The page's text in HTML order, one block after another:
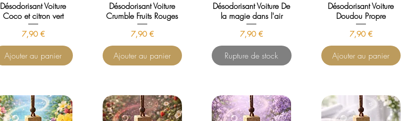
Désodorisant Voiture
Coco et citron vert
Prix
7,90 €
Ajouter au panier
Désodorisant Voiture
Crumble Fruits Rouges
Prix
7,90 €
Ajouter au panier
Désodorisant Voiture De
la magie dans l'air
Prix
7,90 €
Rupture de stock
Désodorisant Voiture
Doudou Propre
Prix
7,90 €
Ajouter au panier